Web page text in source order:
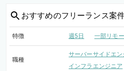
おすすめのフリーランス案
特徴 週5日 一部リモ
職種
サーバーサイドエン
インフラエンジニア